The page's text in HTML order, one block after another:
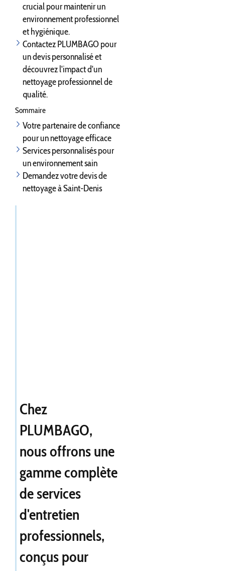
crucial pour maintenir un
environnement professionnel
et hygiénique.
Contactez PLUMBAGO pour
un devis personnalisé et
découvrez l'impact d'un
nettoyage professionnel de
qualité.
Sommaire
Votre partenaire de confiance
pour un nettoyage efficace
Services personnalisés pour
un environnement sain
Demandez votre devis de
nettoyage à Saint-Denis
Chez
PLUMBAGO,
nous offrons une
gamme complète
de services
d'entretien
professionnels,
conçus pour